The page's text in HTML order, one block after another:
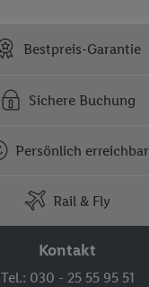
Bestpreis-Garantie
Sichere Buchung
Persönlich erreichbar
Rail & Fly
Kontakt
Tel.: 030 - 25 55 95 51